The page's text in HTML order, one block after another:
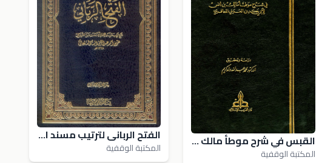
القبس في شرح موطأ مالك بن أنس
المكتبة الوقفية
الفتح الربانى لترتيب مسند الإمام أحمد
المكتبة الوقفية